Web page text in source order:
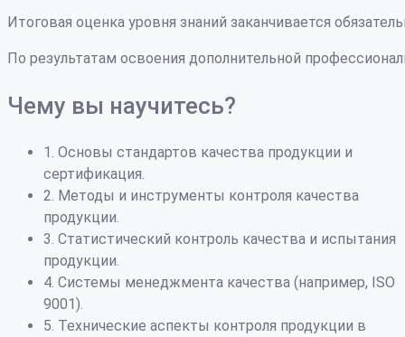
Итоговая оценка уровня знаний заканчивается
По результатам освоения дополнительной
Чему вы научитесь?
1. Основы стандартов качества продукции и
сертификация.
2. Методы и инструменты контроля качества
продукции.
3. Статистический контроль качества и испытания
продукции.
4. Системы менеджмента качества (например, ISO
9001).
5. Технические аспекты контроля продукции в